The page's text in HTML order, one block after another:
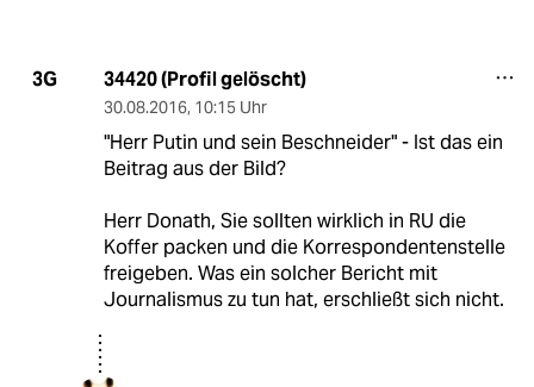
3G 34420 (Profil gelöscht)
30.08.2016, 10:15 Uhr
"Herr Putin und sein Beschneider" - Ist das ein
Beitrag aus der Bild?
Herr Donath, Sie sollten wirklich in RU die
Koffer packen und die Korrespondentenstelle
freigeben. Was ein solcher Bericht mit
Journalismus zu tun hat, erschließt sich nicht.